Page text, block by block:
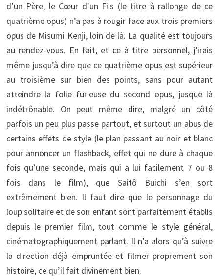
d’un Père, le Cœur d’un Fils (le titre à rallonge de ce
quatrième opus) n’a pas à rougir face aux trois premiers
opus de Misumi Kenji, loin de là. La qualité est toujours
au rendez-vous. En fait, et ce à titre personnel, j’irais
même jusqu’à dire que ce quatrième opus est supérieur
au troisième sur bien des points, sans pour autant
atteindre la folie furieuse du second opus, jusque là
indétrônable. On peut même dire, malgré un côté
parfois un peu plus passe partout, et surtout un abus de
certains effets de style (le plan passant au noir et blanc
pour annoncer un flashback, effet qui ne dure à chaque
fois qu’une seconde, mais qui a lui facilement 7 ou 8
fois dans le film), que Saitô Buichi s’en sort
extrêmement bien. Il faut dire que le personnage du
loup solitaire et de son enfant sont parfaitement établis
depuis le premier film, tout comme le style général,
cinématographiquement parlant. Il n’a alors qu’à suivre
la direction déjà empruntée et filmer proprement son
histoire, ce qu’il fait divinement bien.